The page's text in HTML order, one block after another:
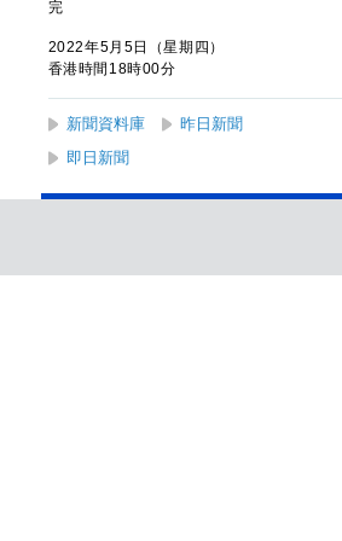
完
2022年5月5日（星期四）
香港時間18時00分
新聞資料庫 昨日新聞
即日新聞